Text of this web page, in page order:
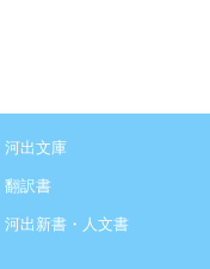
河出文庫
翻訳書
河出新書・人文書